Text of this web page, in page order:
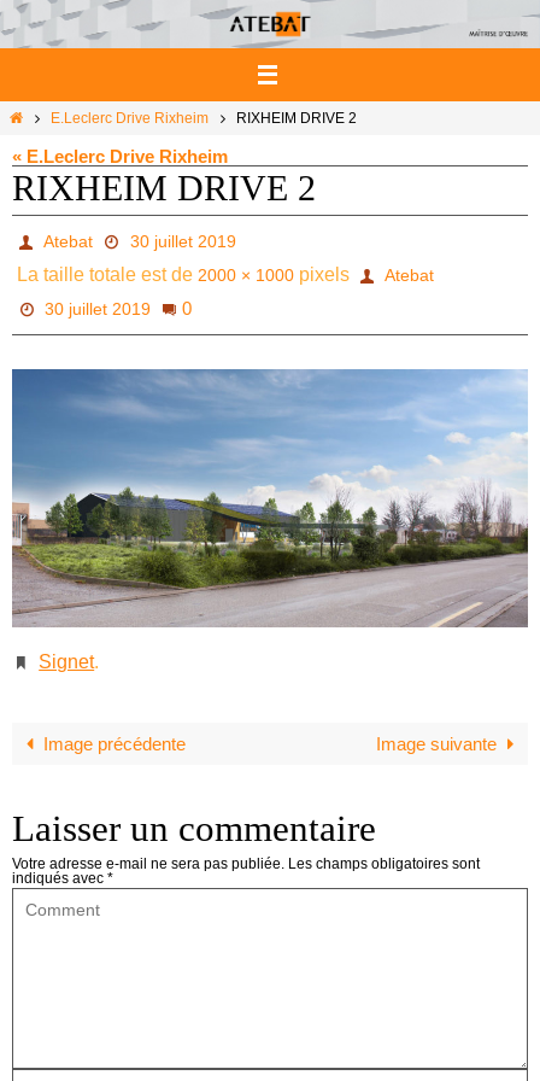
Passer
vers
le
HomeE.Leclerc Drive Rixheim RIXHEIM DRIVE 2
« E.Leclerc Drive Rixheim
RIXHEIM DRIVE 2
Atebat 30 juillet 2019
La taille totale est de 2000 × 1000 pixels
Atebat
30 juillet 2019
0
Signet.
Image précédente Image suivante
Laisser un commentaire
Votre adresse e-mail ne sera pas publiée. Les champs obligatoires sont
indiqués avec *